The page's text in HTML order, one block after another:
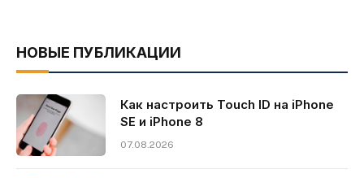
НОВЫЕ ПУБЛИКАЦИИ
Как настроить Touch ID на iPhone
SE и iPhone 8
07.08.2026